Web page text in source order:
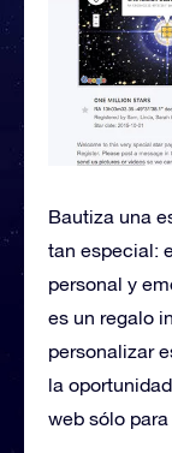
Bautiza una
tan especial:
personal y
es un regalo
personalizar
la
web sólo